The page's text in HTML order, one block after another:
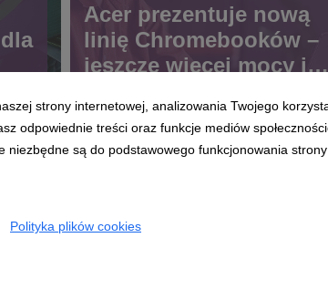
Acer prezentuje nową
linię Chromebooków –
jeszcze więcej mocy i
strony internetowej, analizowania Twojego
odpowiednie treści oraz funkcje mediów
niezbędne są do podstawowego funkcjonowania
Polityka plików cookies